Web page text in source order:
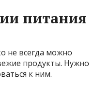
питания
не всегда можно
продукты. Нужно
к ним.